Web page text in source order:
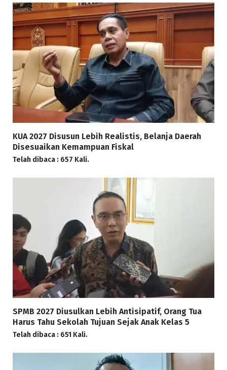
KUA 2027 Disusun Lebih Realistis, Belanja Daerah
Disesuaikan Kemampuan Fiskal
Telah dibaca : 657 Kali.
SPMB 2027 Diusulkan Lebih Antisipatif, Orang Tua
Harus Tahu Sekolah Tujuan Sejak Anak Kelas 5
Telah dibaca : 651 Kali.